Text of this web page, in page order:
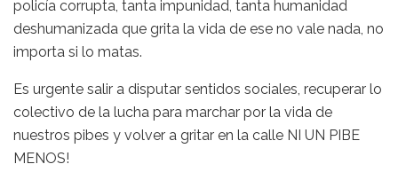
policía corrupta, tanta impunidad, tanta humanidad
deshumanizada que grita la vida de ese no vale nada, no
importa si lo matas.
Es urgente salir a disputar sentidos sociales, recuperar lo
colectivo de la lucha para marchar por la vida de
nuestros pibes y volver a gritar en la calle NI UN PIBE
MENOS!